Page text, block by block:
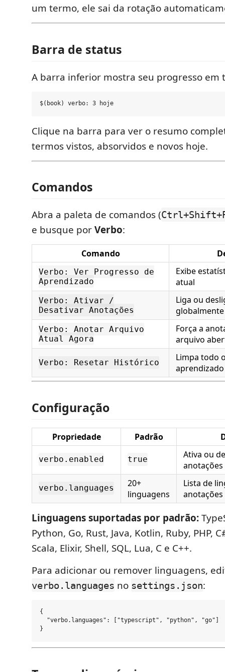
um termo, ele sai da rotação
Barra de status
A barra inferior mostra seu progresso em
Clique na barra para ver o resumo
termos vistos, absorvidos e novos hoje.
Comandos
Abra a paleta de comandos (
e busque porVerbo:
Comando
Verbo: Ver Progresso de
Aprendizado
Exibe
atual
Verbo: Ativar /
Desativar Anotações
Liga ou
globalmente
Verbo: Anotar Arquivo
Atual Agora
Força a
arquivo
Verbo: Resetar Histórico
Limpa todo
aprendizado
Configuração
Propriedade Padrão
verbo.enabled true
Ativa ou
verbo.languages
20+
linguagens
Lista de
Linguagens suportadas por padrão:
Python, Go, Rust, Java, Kotlin, Ruby, PHP,
Scala, Elixir, Shell, SQL, Lua, C e C++.
Para adicionar ou remover linguagens,
verbo.languages no settings.json:
{
  "verbo.languages": ["typescript", "python", "go"]